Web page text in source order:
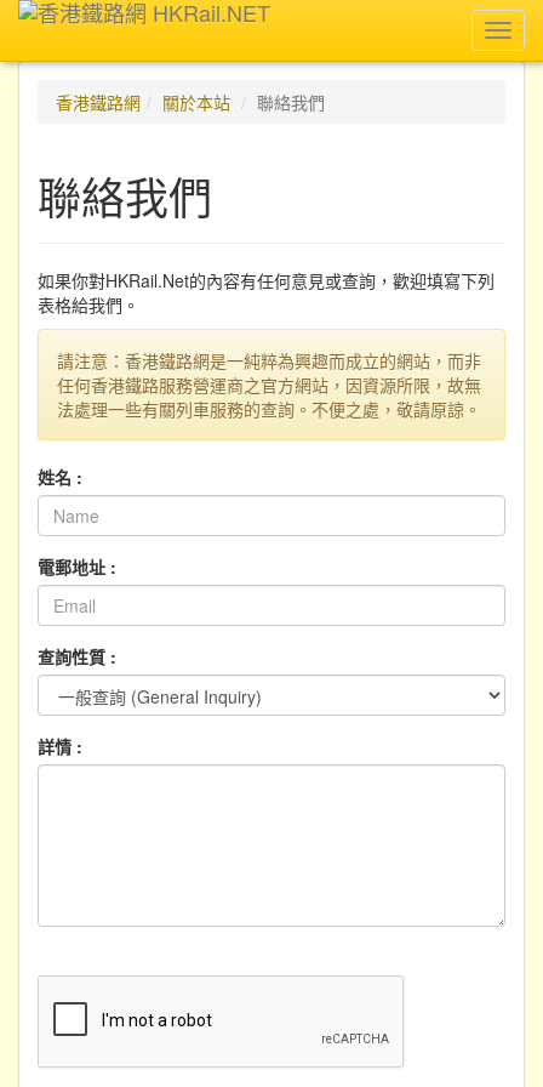
香港鐵路網
關於本站 聯絡我們
聯絡我們
如果你對HKRail.Net的內容有任何意見或查詢，歡迎填寫下列
表格給我們。
請注意：香港鐵路網是一純粹為興趣而成立的網站，而非
任何香港鐵路服務營運商之官方網站，因資源所限，故無
法處理一些有關列車服務的查詢。不便之處，敬請原諒。
姓名 :
電郵地址 :
查詢性質 :
詳情 :